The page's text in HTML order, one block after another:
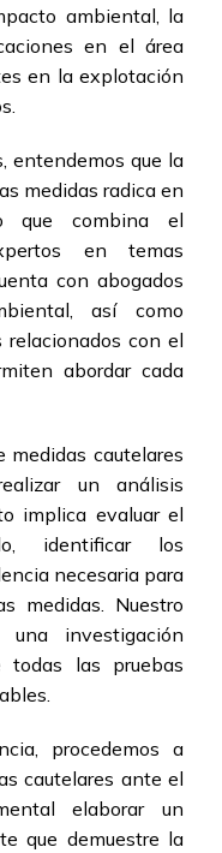
ambiental, la
en el área
en la explotación
entendemos que la
medidas radica en
que combina el
en temas
con abogados
así como
con el
abordar cada
cautelares
un análisis
implica evaluar el
identificar los
necesaria para
medidas. Nuestro
investigación
todas las pruebas
procedemos a
cautelares ante el
elaborar un
que demuestre la